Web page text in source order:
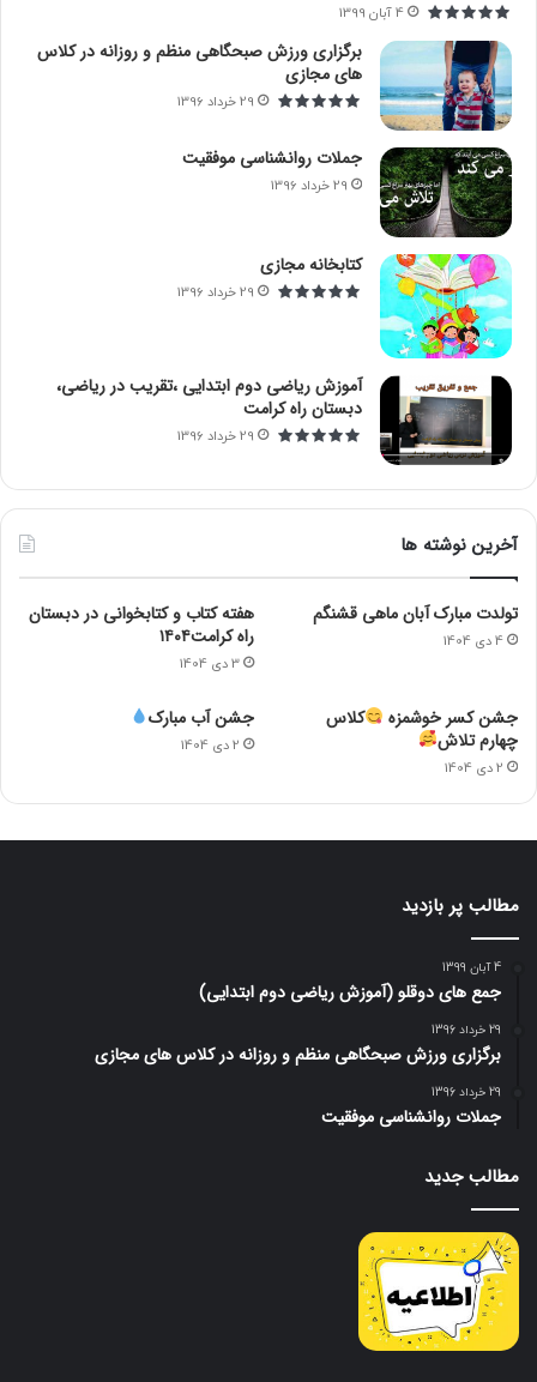
4 آبان 1399
برگزاری ورزش صبحگاهی منظم و روزانه در کلاس
های مجازی
29 خرداد 1396
جملات روانشناسی موفقیت
29 خرداد 1396
کتابخانه مجازی
29 خرداد 1396
آموزش ریاضی دوم ابتدایی ،تقریب در ریاضی،
دبستان راه کرامت
29 خرداد 1396
آخرین نوشته ها
تولدت مبارک آبان ماهی قشنگم
4 دی 1404
هفته کتاب و کتابخوانی در دبستان
راه کرامت۱۴۰۴
3 دی 1404
جشن کسر خوشمزه
کلاس
چهارم تلاش
2 دی 1404
جشن آب مبارک
2 دی 1404
مطالب پر بازدید
4 آبان 1399
جمع های دوقلو (آموزش ریاضی دوم ابتدایی)
29 خرداد 1396
برگزاری ورزش صبحگاهی منظم و روزانه در کلاس های مجازی
29 خرداد 1396
جملات روانشناسی موفقیت
مطالب جدید